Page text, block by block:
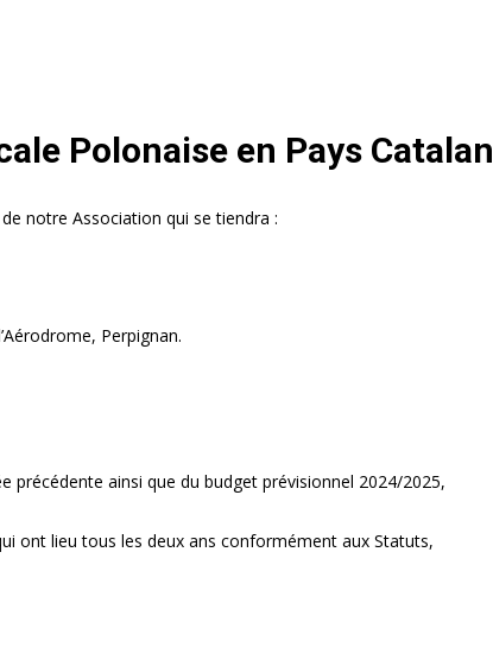
Polonaise en Pays Catalan
notre Association qui se tiendra :
Perpignan.
précédente ainsi que du budget prévisionnel 2024/2025,
ont lieu tous les deux ans conformément aux Statuts,